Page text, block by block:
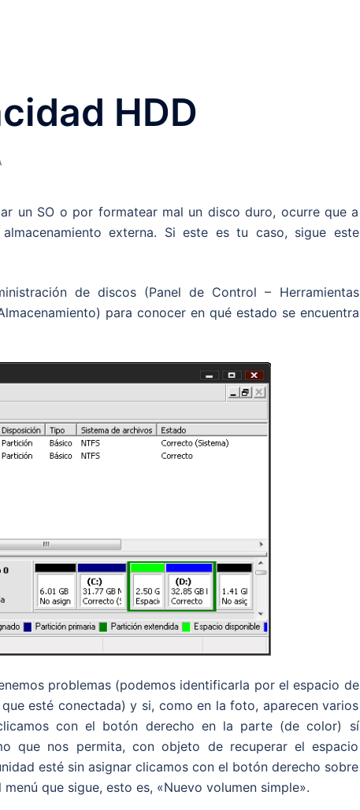
HDD
un SO o por formatear mal un disco duro, ocurre que a
externa. Si este es tu caso, sigue este
de discos (Panel de Control – Herramientas
para conocer en qué estado se encuentra
problemas (podemos identificarla por el espacio de
esté conectada) y si, como en la foto, aparecen varios
con el botón derecho en la parte (de color) sí
que nos permita, con objeto de recuperar el espacio
esté sin asignar clicamos con el botón derecho sobre
que sigue, esto es, «Nuevo volumen simple».